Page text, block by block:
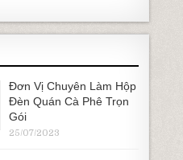
Đơn Vị Chuyên Làm Hộp
Đèn Quán Cà Phê Trọn
Gói
25/07/2023